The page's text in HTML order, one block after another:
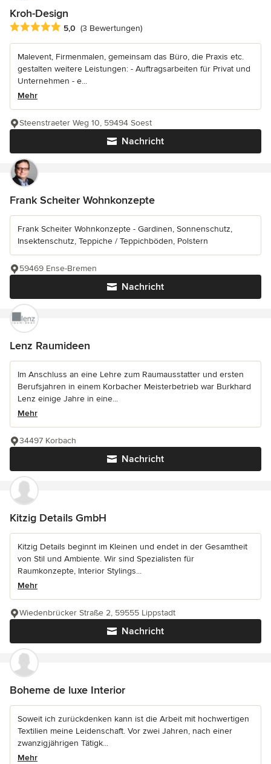
Kroh-Design
Durchschnittliche Bewertung: 5 von 5 Sternen
5,0 (3 Bewertungen)
Malevent, Firmenmalen, gemeinsam das Büro, die Praxis etc.
gestalten weitere Leistungen: - Auftragsarbeiten für Privat und
Unternehmen - e...
Mehr
Nachricht
Steenstraeter Weg 10, 59494 Soest
Frank Scheiter Wohnkonzepte
Frank Scheiter Wohnkonzepte - Gardinen, Sonnenschutz,
Insektenschutz, Teppiche / Teppichböden, Polstern
Nachricht
59469 Ense-Bremen
Lenz Raumideen
Im Anschluss an eine Lehre zum Raumausstatter und ersten
Berufsjahren in einem Korbacher Meisterbetrieb war Burkhard
Lenz einige Jahre in eine...
Mehr
Nachricht
34497 Korbach
Kitzig Details GmbH
Kitzig Details beginnt im Kleinen und endet in der Gesamtheit
von Stil und Ambiente. Wir sind Spezialisten für
Raumkonzepte, Interior Stylings...
Mehr
Nachricht
Wiedenbrücker Straße 2, 59555 Lippstadt
Boheme de luxe Interior
Soweit ich zurückdenken kann ist die Arbeit mit hochwertigen
Textilien meine Leidenschaft. Vor zwei Jahren, nach einer
zwanzigjährigen Tätigk...
Mehr